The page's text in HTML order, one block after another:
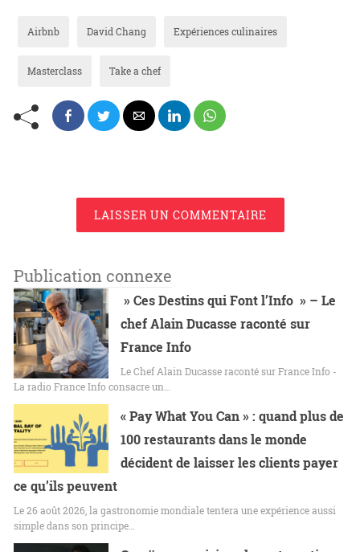
Airbnb David Chang Expériences culinaires
Masterclass Take a chef
LAISSER UN COMMENTAIRE
Publication connexe
» Ces Destins qui Font l’Info » – Le
chef Alain Ducasse raconté sur
France Info
Le Chef Alain Ducasse raconté sur France Info -
La radio France Info consacre un…
« Pay What You Can » : quand plus de
100 restaurants dans le monde
décident de laisser les clients payer
ce qu’ils peuvent
Le 26 août 2026, la gastronomie mondiale tentera une expérience aussi
simple dans son principe…